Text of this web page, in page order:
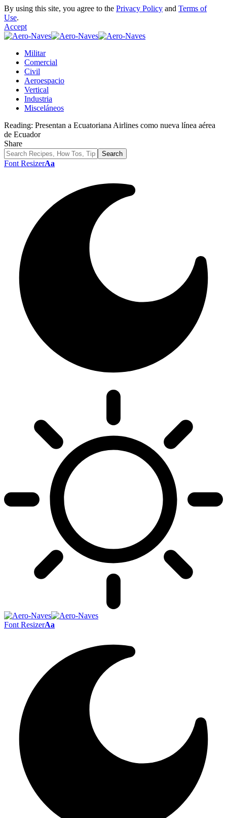
By using this site, you agree to the Privacy Policy and Terms of
Use.
Accept
Militar
Comercial
Civil
Aeroespacio
Vertical
Industria
Misceláneos
Reading: Presentan a Ecuatoriana Airlines como nueva línea aérea
de Ecuador
Share
Font ResizerAa
Font ResizerAa